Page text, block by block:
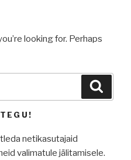
looking for. Perhaps
netikasutajaid
valimatule jälitamisele.